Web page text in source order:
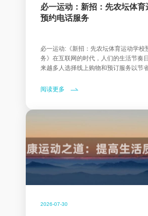
必一运动：新招：先农坛体育
预约电话服务
必一运动:《新招：先农坛体育运动学校
务》在互联网的时代，人们的生活节奏
来越多人选择线上购物和预订服务以节
阅读更多
2026-07-30